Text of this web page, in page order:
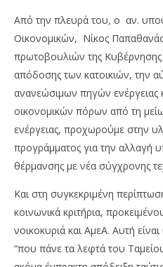
Από την πλευρά του, ο αν.
Οικονομικών, Νίκος
πρωτοβουλιών της Κυβέρνησης
απόδοσης των κατοικιών, την
ανανεώσιμων πηγών ενέργειας
οικονομικών πόρων από τη
ενέργειας, προχωρούμε στην
προγράμματος για την αλλαγή
θέρμανσης με νέα σύγχρονης
Και στη συγκεκριμένη
κοινωνικά κριτήρια,
νοικοκυριά και ΑμεΑ. Αυτή
“που πάνε τα λεφτά του